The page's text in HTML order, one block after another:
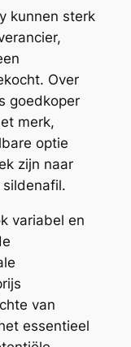
kunnen sterk
Over
goedkoper
merk,
optie
zijn naar
variabel en
van
essentieel